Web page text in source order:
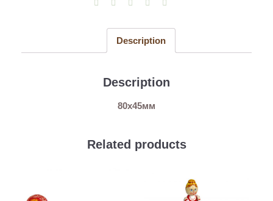
Description
Description
80х45мм
Related products